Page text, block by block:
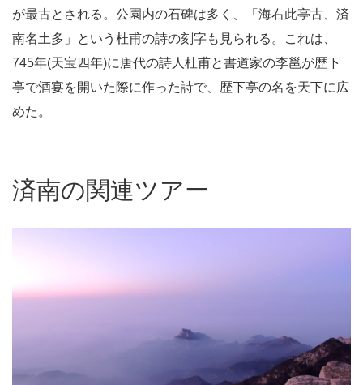
が最古とされる。公園内の石碑は多く、「海右此亭古、済
南名土多」という杜甫の詩の刻字も見られる。これは、
745年(天宝四年)に唐代の詩人杜甫と書道家の李邕が歴下
亭で酒宴を開いた際に作った詩で、歴下亭の名を天下に広
めた。
済南の関連ツアー